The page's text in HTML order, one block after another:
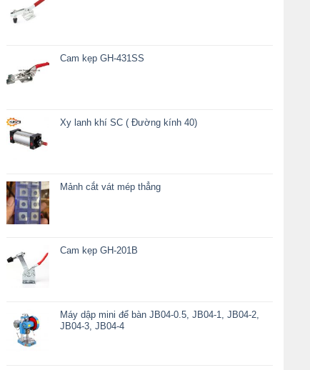
Cam kẹp GH-431SS
Xy lanh khí SC ( Đường kính 40)
Mảnh cắt vát mép thẳng
Cam kẹp GH-201B
Máy dập mini để bàn JB04-0.5, JB04-1, JB04-2,
JB04-3, JB04-4